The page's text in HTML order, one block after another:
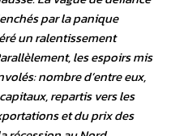
par la panique
un ralentissement
les espoirs mis
nombre d’entre eux,
repartis vers les
et du prix des